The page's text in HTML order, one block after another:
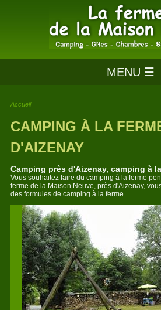
MENU ☰
Accueil
CAMPING À LA
D'AIZENAY
Camping près d'Aizenay, camping à
Vous souhaitez faire du camping à la ferme
ferme de la Maison Neuve, près d'Aizenay,
des formules de camping à la ferme